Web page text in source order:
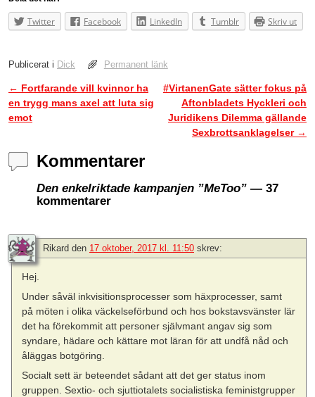
Twitter Facebook LinkedIn Tumblr Skriv ut
Publicerat i Dick Permanent länk
Inläggsnavigering
← Fortfarande vill kvinnor ha
en trygg mans axel att luta sig
emot
#VirtanenGate sätter fokus på
Aftonbladets Hyckleri och
Juridikens Dilemma gällande
Sexbrottsanklagelser →
Kommentarer
Den enkelriktade kampanjen ”MeToo” — 37
kommentarer
Rikard den 17 oktober, 2017 kl. 11:50 skrev:
Hej.
Under såväl inkvisitionsprocesser som häxprocesser, samt
på möten i olika väckelseförbund och hos bokstavsvänster lär
det ha förekommit att personer självmant angav sig som
syndare, hädare och kättare mot läran för att undfå nåd och
åläggas botgöring.
Socialt sett är beteendet sådant att det ger status inom
gruppen. Sextio- och sjuttiotalets socialistiska feministgrupper